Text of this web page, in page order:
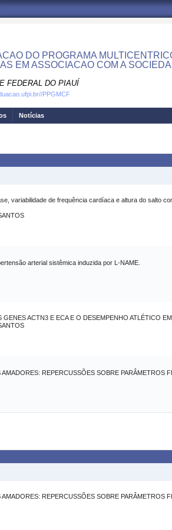
DO PROGRAMA
EM ASSOCIACAO COM A
FEDERAL DO PIAUÍ
PPGMCF
Notícias
variabilidade de frequência cardíaca e altura do salto
arterial sistêmica induzida por L-NAME.
ACTN3 E ECA E O DESEMPENHO ATLÉTICO
REPERCUSSÕES SOBRE PARÂMETROS
REPERCUSSÕES SOBRE PARÂMETROS